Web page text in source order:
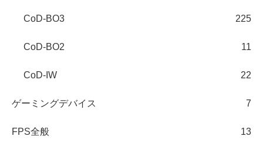
CoD-BO3 225
CoD-BO2 11
CoD-IW 22
ゲーミングデバイス 7
FPS全般 13